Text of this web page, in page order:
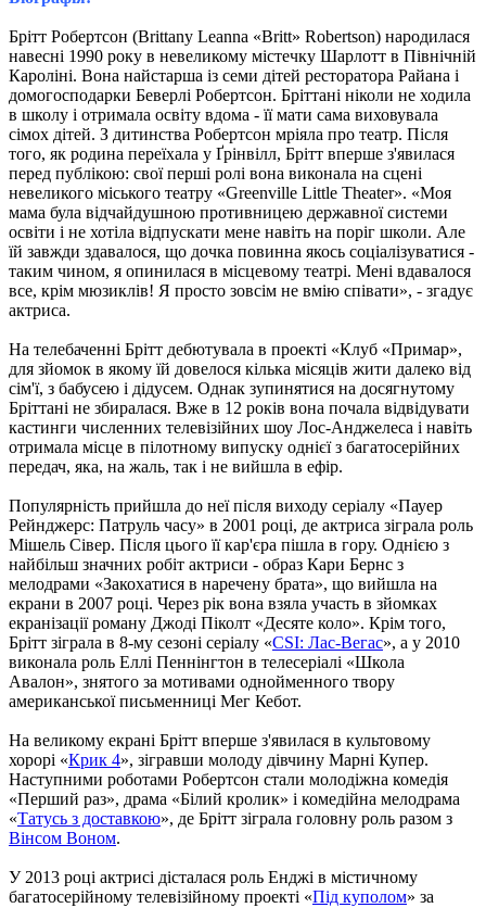
Брітт Робертсон (Brittany Leanna «Britt» Robertson) народилася
навесні 1990 року в невеликому містечку Шарлотт в Північній
Кароліні. Вона найстарша із семи дітей ресторатора Райана і
домогосподарки Беверлі Робертсон. Бріттані ніколи не ходила
в школу і отримала освіту вдома - її мати сама виховувала
сімох дітей. З дитинства Робертсон мріяла про театр. Після
того, як родина переїхала у Ґрінвілл, Брітт вперше з'явилася
перед публікою: свої перші ролі вона виконала на сцені
невеликого міського театру «Greenville Little Theater». «Моя
мама була відчайдушною противницею державної системи
освіти і не хотіла відпускати мене навіть на поріг школи. Але
їй завжди здавалося, що дочка повинна якось соціалізуватися -
таким чином, я опинилася в місцевому театрі. Мені вдавалося
все, крім мюзиклів! Я просто зовсім не вмію співати», - згадує
актриса.
На телебаченні Брітт дебютувала в проекті «Клуб «Примар»,
для зйомок в якому їй довелося кілька місяців жити далеко від
сім'ї, з бабусею і дідусем. Однак зупинятися на досягнутому
Бріттані не збиралася. Вже в 12 років вона почала відвідувати
кастинги численних телевізійних шоу Лос-Анджелеса і навіть
отримала місце в пілотному випуску однієї з багатосерійних
передач, яка, на жаль, так і не вийшла в ефір.
Популярність прийшла до неї після виходу серіалу «Пауер
Рейнджерс: Патруль часу» в 2001 році, де актриса зіграла роль
Мішель Сівер. Після цього її кар'єра пішла в гору. Однією з
найбільш значних робіт актриси - образ Кари Бернс з
мелодрами «Закохатися в наречену брата», що вийшла на
екрани в 2007 році. Через рік вона взяла участь в зйомках
екранізації роману Джоді Піколт «Десяте коло». Крім того,
Брітт зіграла в 8-му сезоні серіалу «CSІ: Лас-Вегас», а у 2010
виконала роль Еллі Пеннінгтон в телесеріалі «Школа
Авалон», знятого за мотивами однойменного твору
американської письменниці Мег Кебот.
На великому екрані Брітт вперше з'явилася в культовому
хорорі «Крик 4», зігравши молоду дівчину Марні Купер.
Наступними роботами Робертсон стали молодіжна комедія
«Перший раз», драма «Білий кролик» і комедійна мелодрама
«Татусь з доставкою», де Брітт зіграла головну роль разом з
Вінсом Воном.
У 2013 році актрисі дісталася роль Енджі в містичному
багатосерійному телевізійному проекті «Під куполом» за